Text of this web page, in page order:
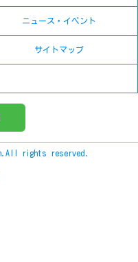
ニュース・イベント
サイトマップ
rights reserved.